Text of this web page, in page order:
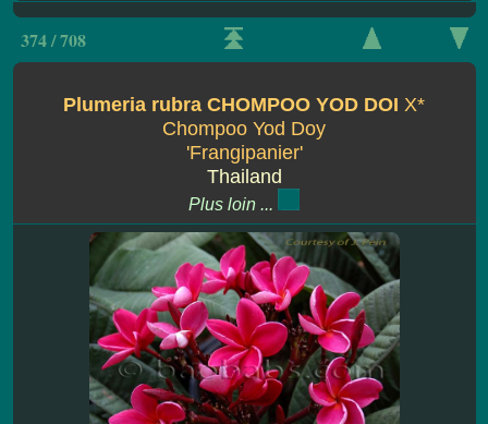
374 / 708
Plumeria rubra CHOMPOO YOD DOI X*
Chompoo Yod Doy
'Frangipanier'
Thailand
Plus loin ...